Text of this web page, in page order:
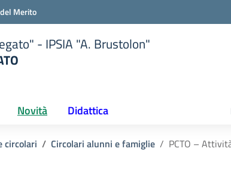
Merito
- IPSIA "A. Brustolon"
Novità Didattica
circolari Circolari alunni e famiglie PCTO –